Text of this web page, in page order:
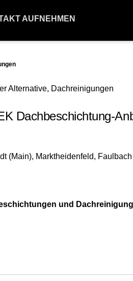
AUFNEHMEN
Dachbeschichtung-
und